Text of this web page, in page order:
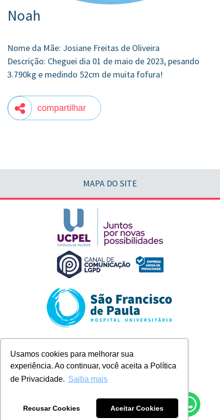
Usamos cookies para melhorar sua
experiência. Ao continuar, você aceita a Política
de Privacidade. Saiba mais
Recusar Cookies Aceitar Cookies
Noah
Nome da Mãe: Josiane Freitas de Oliveira
Descrição: Cheguei dia 01 de maio de 2023, pesando
3.790kg e medindo 52cm de muita fofura!
compartilhar
MAPA DO SITE
Pelotas/RS
+ 55 (53) 2128-8300
contato@husfp.ucpel.edu.br